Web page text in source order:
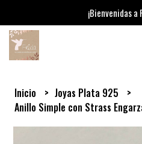
¡Bienvenidas a
Inicio
Joyas Plata 925
Anillo Simple con Strass